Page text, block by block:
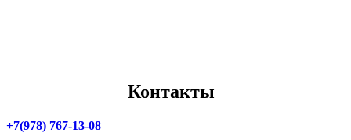
Контакты
+7(978) 767-13-08